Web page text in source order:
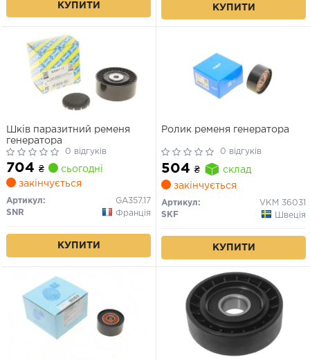
КУПИТИ КУПИТИ
Шків паразитний ременя
генератора
0 відгуків
704 ₴
сьогодні
закінчується
Артикул:
GA357.17
SNR
Франція
КУПИТИ
Ролик ременя генератора
0 відгуків
504 ₴
склад
закінчується
Артикул:
VKM 36031
SKF
Швеція
КУПИТИ